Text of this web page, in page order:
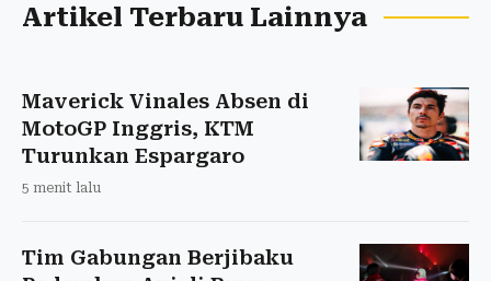
Artikel Terbaru Lainnya
Maverick Vinales Absen di
MotoGP Inggris, KTM
Turunkan Espargaro
5 menit lalu
Tim Gabungan Berjibaku